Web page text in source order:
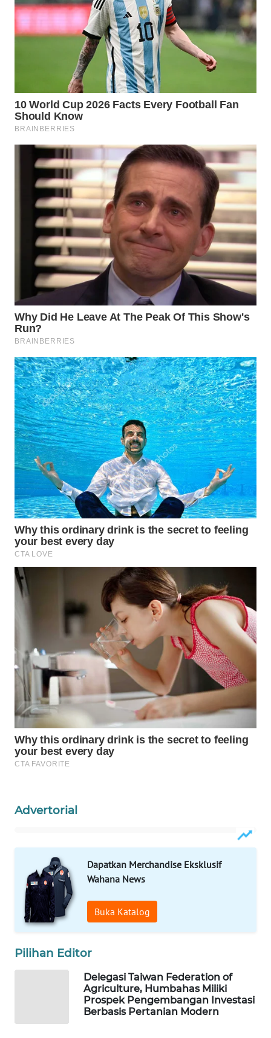
Advertorial
Dapatkan Merchandise Eksklusif
Wahana News
Buka Katalog
Pilihan Editor
Delegasi Taiwan Federation of
Agriculture, Humbahas Miliki
Prospek Pengembangan Investasi
Berbasis Pertanian Modern
LISTRIK
WAHANA
TV
WAHANANEWS
WAHANANEWS
CO ID
WAHANANEWS
NET
WAHANA
SPORT
WAHANA
UMKM
SELEB
WAHANA
PERSONA
WAHANA
OTOMOTIF
WAHANA
HEALTH
WAHANA
DESA
WISATA
LAPAK
KONSUMEN
LISTRIK
MASYARAKAT
WALINKI
MAWAKA
NET
PLN
WATCH